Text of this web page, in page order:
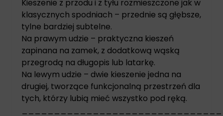
Kieszenie z przodu i z tyłu rozmieszczone jak w
klasycznych spodniach – przednie są głębsze,
tylne bardziej subtelne.
Na prawym udzie – praktyczna kieszeń
zapinana na zamek, z dodatkową wąską
przegrodą na długopis lub latarkę.
Na lewym udzie – dwie kieszenie jedna na
drugiej, tworzące funkcjonalną przestrzeń dla
tych, którzy lubią mieć wszystko pod ręką.